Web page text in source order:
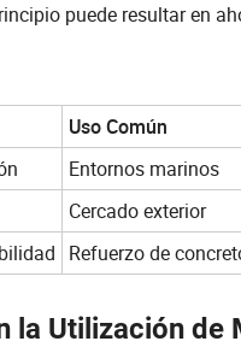
puede resultar en
Uso Común
Entornos marinos
Cercado exterior
Refuerzo de
la Utilización de